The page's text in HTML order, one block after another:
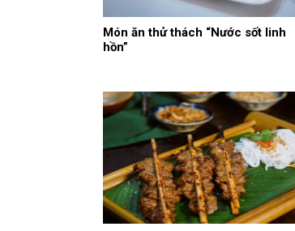
Món ăn thử thách “Nước sốt linh
hồn”